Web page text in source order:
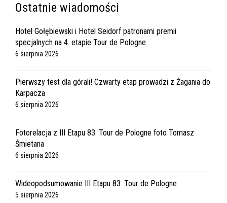
Ostatnie wiadomości
Hotel Gołębiewski i Hotel Seidorf patronami premii
specjalnych na 4. etapie Tour de Pologne
6 sierpnia 2026
Pierwszy test dla górali! Czwarty etap prowadzi z Żagania do
Karpacza
6 sierpnia 2026
Fotorelacja z III Etapu 83. Tour de Pologne foto Tomasz
Śmietana
6 sierpnia 2026
Wideopodsumowanie III Etapu 83. Tour de Pologne
5 sierpnia 2026